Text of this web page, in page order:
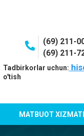
(69) 211-
(69) 211-
Tadbirkorlar uchun:
o'tish
MATBUOT XIZMATI